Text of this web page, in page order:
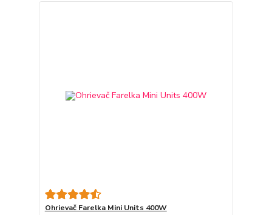
Ohrievač Farelka Mini Units 400W